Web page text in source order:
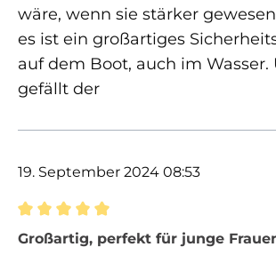
wäre, wenn sie stärker
es ist ein großartiges
auf dem Boot, auch im Wasser.
gefällt der
19. September 2024 08:53
Bewertung mit 5 von 5 Sternen
Großartig, perfekt für junge